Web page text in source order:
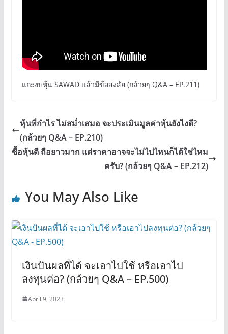
แกะงบหุ้น SAWAD แล้วมีข้อสงสัย (กล้วยๆ Q&A – EP.211)
หุ้นที่กำไร ไม่สม่ำเสมอ จะประเมินมูลค่าหุ้นยังไงดี?
(กล้วยๆ Q&A – EP.210)
ซื้อหุ้นดี ถือยาวมาก แต่ราคาอาจจะไม่ไปไหนก็ได้ใช่ไหม
ครับ? (กล้วยๆ Q&A – EP.212)
You May Also Like
เงินปันผลที่ได้ จะเอาไปใช้ หรือเอาไป
ลงทุนต่อ? (กล้วยๆ Q&A – EP.500)
April 9, 2023